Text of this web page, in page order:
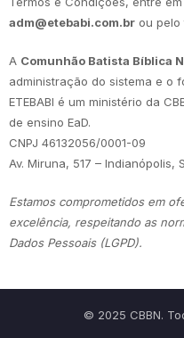
adm@etebabi.com.br ou pelo
A Comunhão Batista Bíblica
administração do sistema e o
ETEBABI é um ministério da
de ensino EaD.
CNPJ 46132056/0001-09
Av. Miruna, 517 – Indianópolis,
Estamos comprometidos em
excelência, respeitando as
Dados Pessoais (LGPD).
© 2025 CBBN.